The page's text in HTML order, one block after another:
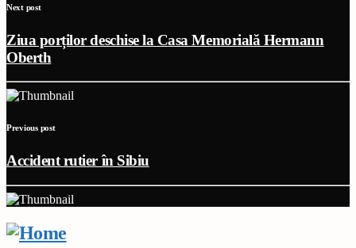
Next post
Ziua porților deschise la Casa Memorială Hermann
Oberth
Previous post
Accident rutier în Sibiu